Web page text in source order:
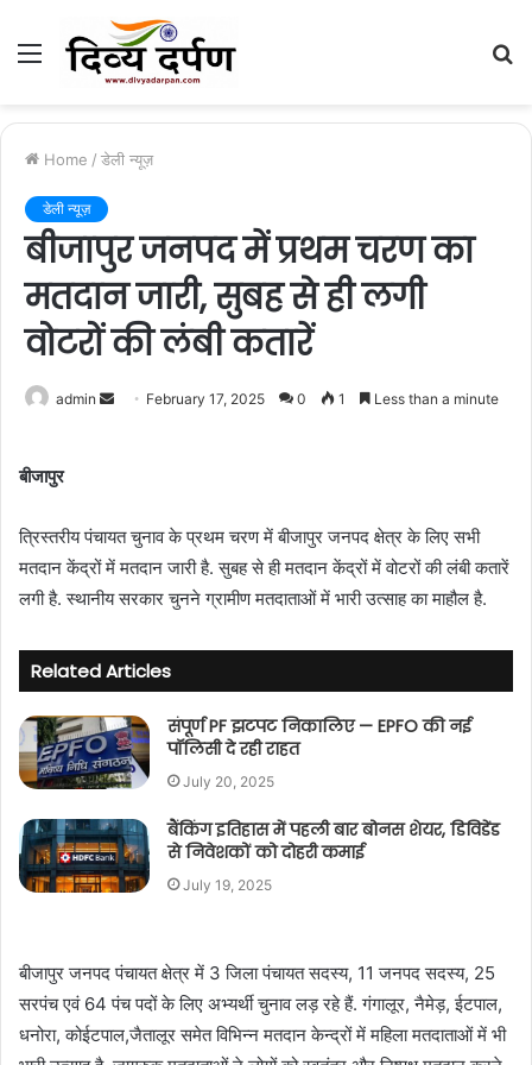
Menu
Home / डेली न्यूज़
डेली न्यूज़
बीजापुर जनपद में प्रथम चरण का
मतदान जारी, सुबह से ही लगी
वोटरों की लंबी कतारें
admin
n
e
m
i
February 17, 2025 0 1 Less than a minute
बीजापुर
त्रि‌स्तरीय पंचायत चुनाव के प्रथम चरण में बीजापुर जनपद क्षेत्र के लिए सभी
मतदान केंद्रों में मतदान जारी है. सुबह से ही मतदान केंद्रों में वोटरों की लंबी कतारें
लगी है. स्थानीय सरकार चुनने ग्रामीण मतदाताओं में भारी उत्साह का माहौल है.
Related Articles
संपूर्ण PF झटपट निकालिए — EPFO की नई
पॉलिसी दे रही राहत
July 20, 2025
बैंकिंग इतिहास में पहली बार बोनस शेयर, डिविडेंड
से निवेशकों को दोहरी कमाई
July 19, 2025
बीजापुर जनपद पंचायत क्षेत्र में 3 जिला पंचायत सदस्य, 11 जनपद सदस्य, 25
सरपंच एवं 64 पंच पदों के लिए अभ्यर्थी चुनाव लड़ रहे हैं. गंगालूर, नैमेड़, ईटपाल,
धनोरा, कोईटपाल,जैतालूर समेत विभिन्न मतदान केन्द्रों में महिला मतदाताओं में भी